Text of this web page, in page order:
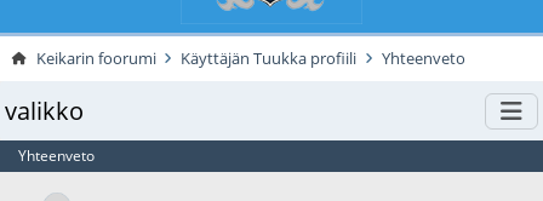
Keikarin foorumi Käyttäjän Tuukka profiili Yhteenveto
valikko
Yhteenveto